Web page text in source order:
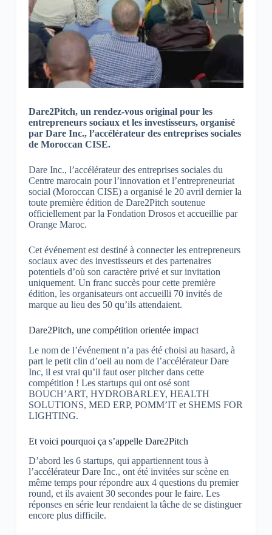
Dare2Pitch, un rendez-vous original pour les
entrepreneurs sociaux et les investisseurs, organisé
par Dare Inc., l’accélérateur des entreprises sociales
de Moroccan CISE.
Dare Inc., l’accélérateur des entreprises sociales du
Centre marocain pour l’innovation et l’entrepreneuriat
social (Moroccan CISE) a organisé le 20 avril dernier la
toute première édition de Dare2Pitch soutenue
officiellement par la Fondation Drosos et accueillie par
Orange Maroc.
Cet événement est destiné à connecter les entrepreneurs
sociaux avec des investisseurs et des partenaires
potentiels d’où son caractère privé et sur invitation
uniquement. Un franc succès pour cette première
édition, les organisateurs ont accueilli 70 invités de
marque au lieu des 50 qu’ils attendaient.
Dare2Pitch, une compétition orientée impact
Le nom de l’événement n’a pas été choisi au hasard, à
part le petit clin d’oeil au nom de l’accélérateur Dare
Inc, il est vrai qu’il faut oser pitcher dans cette
compétition ! Les startups qui ont osé sont
BOUCH’ART, HYDROBARLEY, HEALTH
SOLUTIONS, MED ERP, POMM’IT et SHEMS FOR
LIGHTING.
Et voici pourquoi ça s’appelle Dare2Pitch
D’abord les 6 startups, qui appartiennent tous à
l’accélérateur Dare Inc., ont été invitées sur scène en
même temps pour répondre aux 4 questions du premier
round, et ils avaient 30 secondes pour le faire. Les
réponses en série leur rendaient la tâche de se distinguer
encore plus difficile.